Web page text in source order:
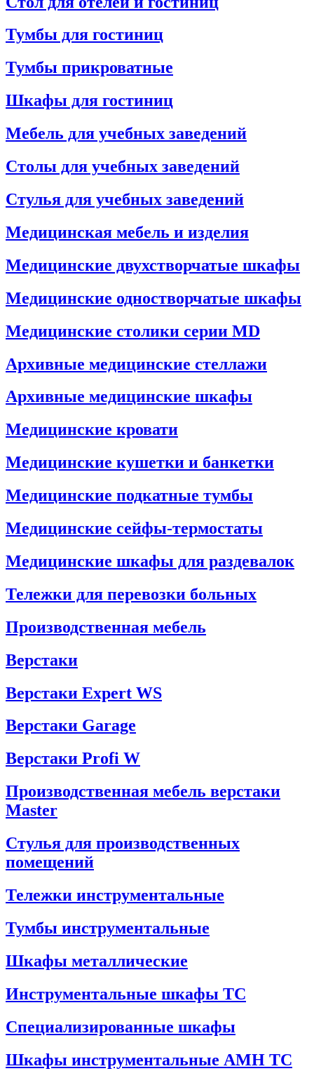
Тумбы для гостиниц
Тумбы прикроватные
Шкафы для гостиниц
Мебель для учебных заведений
Столы для учебных заведений
Стулья для учебных заведений
Медицинская мебель и изделия
Медицинские двухстворчатые шкафы
Медицинские одностворчатые шкафы
Медицинские столики серии MD
Архивные медицинские стеллажи
Архивные медицинские шкафы
Медицинские кровати
Медицинские кушетки и банкетки
Медицинские подкатные тумбы
Медицинские сейфы-термостаты
Медицинские шкафы для раздевалок
Тележки для перевозки больных
Производственная мебель
Верстаки
Верстаки Expert WS
Верстаки Garage
Верстаки Profi W
Производственная мебель верстаки
Master
Стулья для производственных
помещений
Тележки инструментальные
Тумбы инструментальные
Шкафы металлические
Инструментальные шкафы ТС
Специализированные шкафы
Шкафы инструментальные АМН ТС